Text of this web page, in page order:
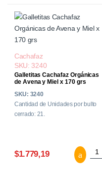
Cachafaz
SKU: 3240
Galletitas Cachafaz Orgánicas
de Avena y Miel x 170 grs
SKU: 3240
Cantidad de Unidades por bulto
cerrado: 21.
$1.779,19